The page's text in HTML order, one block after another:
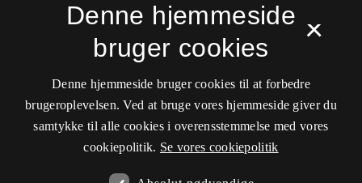
×
Denne hjemmeside
bruger cookies
Denne hjemmeside bruger cookies til at forbedre
brugeroplevelsen. Ved at bruge vores hjemmeside giver du
samtykke til alle cookies i overensstemmelse med vores
cookiepolitik. Se vores cookiepolitik